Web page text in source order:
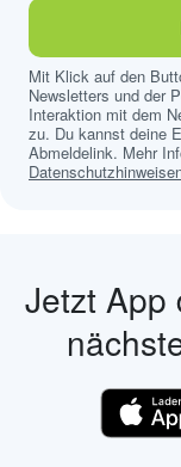
Mit Klick auf den
Newsletters und der
Interaktion mit dem
zu. Du kannst deine
Abmeldelink. Mehr
Jetzt App